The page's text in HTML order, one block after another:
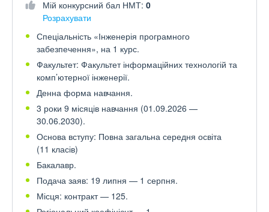
Мій конкурсний бал НМТ: 0
Розрахувати
Спеціальність «Інженерія програмного
забезпечення», на 1 курс.
Факультет: Факультет інформаційних технологій та
комп’ютерної інженерії.
Денна форма навчання.
3 роки 9 місяців навчання (01.09.2026 —
30.06.2030).
Основа вступу: Повна загальна середня освіта
(11 класів)
Бакалавр.
Подача заяв: 19 липня — 1 серпня.
Місця: контракт — 125.